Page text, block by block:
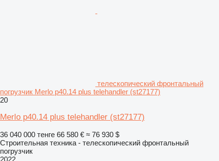
телескопический фронтальный
погрузчик Merlo p40.14 plus telehandler (st27177)
20
Merlo p40.14 plus telehandler (st27177)
36 040 000 тенге 66 580 € ≈ 76 930 $
Строительная техника - телескопический фронтальный
погрузчик
2022